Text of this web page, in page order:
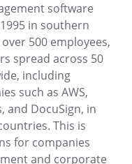
software
in southern
500 employees,
spread across 50
including
such as AWS,
and DocuSign, in
This is
for companies
and corporate